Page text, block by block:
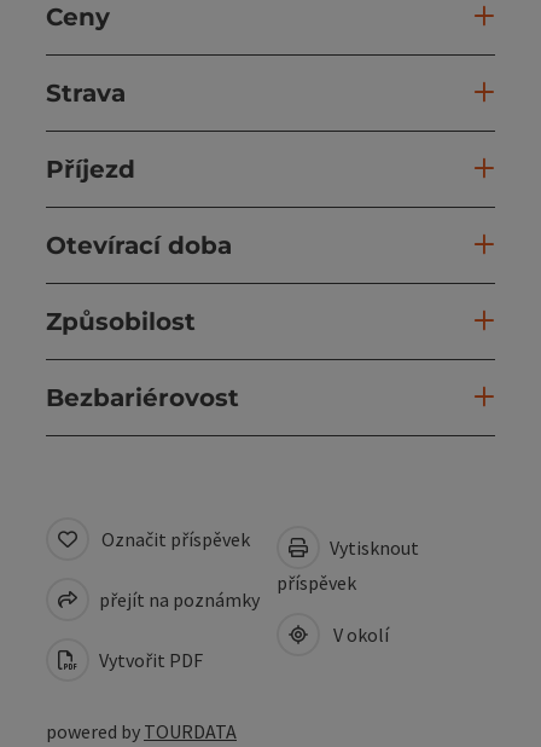
Ceny
Strava
Příjezd
Otevírací doba
Způsobilost
Bezbariérovost
Označit příspěvek
přejít na poznámky
Vytvořit PDF
Vytisknout
příspěvek
V okolí
powered by TOURDATA